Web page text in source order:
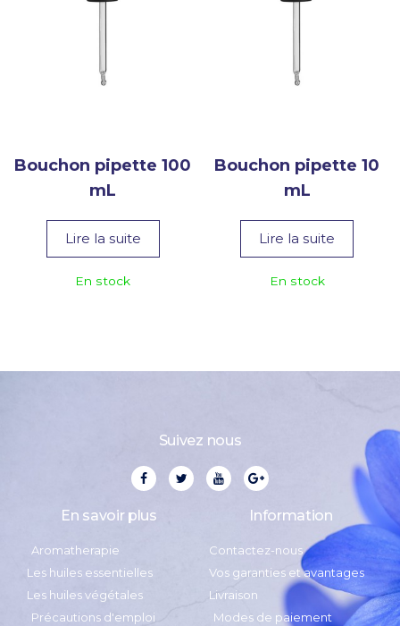
Bouchon pipette 100
mL
Lire la suite
En stock
Bouchon pipette 10
mL
Lire la suite
En stock
Suivez nous
En savoir plus
Aromatherapie
Les huiles essentielles
Les huiles végétales
Précautions d'emploi
Information
Contactez-nous
Vos garanties et avantages
Livraison
Modes de paiement